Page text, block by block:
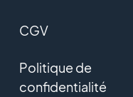
CGV
Politique de
confidentialité